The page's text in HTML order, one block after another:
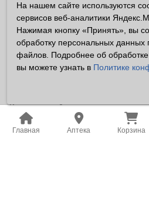
Главная Аптека Корзина
Владелец сайта ООО
Все права защищены ©2026
Информация, размещенная на
справочный характер, и не должна
посетителями сайта как
Владелец сайта устанавливает
копирование и размещение
настоящем сайте newapteka.ru,
На нашем сайте используются
сервисов веб-аналитики
Нажимая кнопку «Принять», вы
обработку персональных
файлов. Подробнее об
вы можете узнать в Политике